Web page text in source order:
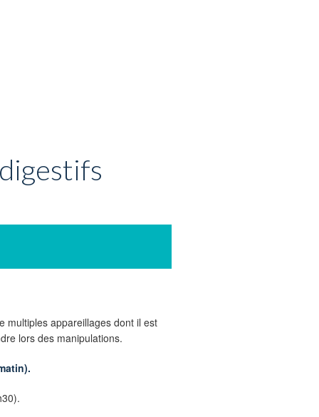
multiples appareillages dont il est
lors des manipulations.